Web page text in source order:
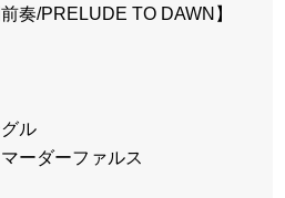
奏/PRELUDE TO DAWN】
ル
ーダーファルス